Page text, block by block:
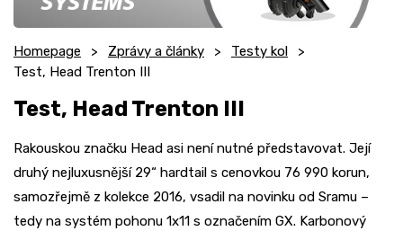
Homepage Zprávy a články
Testy kol
Test, Head Trenton III
Test, Head Trenton III
Rakouskou značku Head asi není nutné představovat. Její
druhý nejluxusnější 29“ hardtail s cenovkou 76 990 korun,
samozřejmě z kolekce 2016, vsadil na novinku od Sramu –
tedy na systém pohonu 1x11 s označením GX. Karbonový